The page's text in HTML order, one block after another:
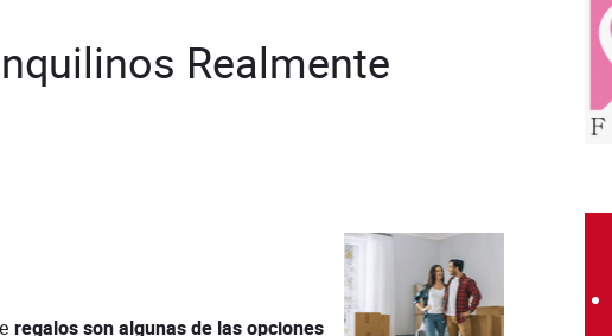
Realmente
regalos son algunas de las opciones